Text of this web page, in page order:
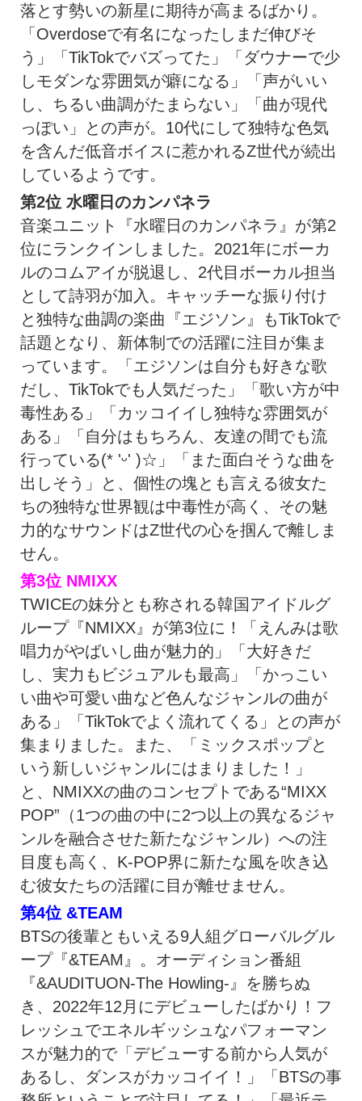
落とす勢いの新星に期待が高まるばかり。
「Overdoseで有名になったしまだ伸びそ
う」「TikTokでバズってた」「ダウナーで少
しモダンな雰囲気が癖になる」「声がいい
し、ちるい曲調がたまらない 」「曲が現代
っぽい」との声が。10代にして独特な色気
を含んだ低音ボイスに惹かれるZ世代が続出
しているようです。
第2位 水曜日のカンパネラ
音楽ユニット『水曜日のカンパネラ』が第2
位にランクインしました。2021年にボーカ
ルのコムアイが脱退し、2代目ボーカル担当
として詩羽が加入。キャッチーな振り付け
と独特な曲調の楽曲『エジソン』もTikTokで
話題となり、新体制での活躍に注目が集ま
っています。「エジソンは自分も好きな歌
だし、TikTokでも人気だった」「歌い方が中
毒性ある」「カッコイイし独特な雰囲気が
ある」「自分はもちろん、友達の間でも流
行っている(* 'ᵕ' )☆」「また面白そうな曲を
出しそう」と、個性の塊とも言える彼女た
ちの独特な世界観は中毒性が高く、その魅
力的なサウンドはZ世代の心を掴んで離しま
せん。
第3位 NMIXX
TWICEの妹分とも称される韓国アイドルグ
ループ『NMIXX』が第3位に！「えんみは歌
唱力がやばいし曲が魅力的」「大好きだ
し、実力もビジュアルも最高」「かっこい
い曲や可愛い曲など色んなジャンルの曲が
ある」「TikTokでよく流れてくる」との声が
集まりました。また、「ミックスポップと
いう新しいジャンルにはまりました！」
と、NMIXXの曲のコンセプトである“MIXX
POP”（1つの曲の中に2つ以上の異なるジャ
ンルを融合させた新たなジャンル）への注
目度も高く、K-POP界に新たな風を吹き込
む彼女たちの活躍に目が離せません。
第4位 &TEAM
BTSの後輩ともいえる9人組グローバルグル
ープ『&TEAM』。オーディション番組
『&AUDITUON-The Howling-』を勝ちぬ
き、2022年12月にデビューしたばかり！フ
レッシュでエネルギッシュなパフォーマン
スが魅力的で「デビューする前から人気が
あるし、ダンスがカッコイイ！」「BTSの事